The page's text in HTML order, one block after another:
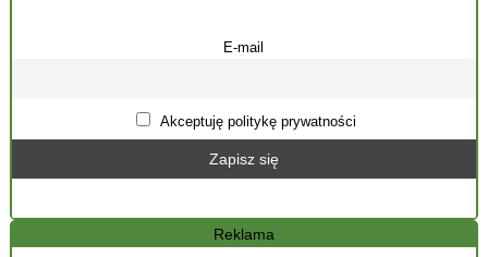
E-mail
Akceptuję politykę prywatności
Reklama